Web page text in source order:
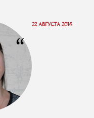
“
22 АВГУСТА 2016